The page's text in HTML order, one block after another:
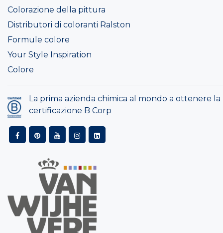
Colorazione della pittura
Distributori di coloranti Ralston
Formule colore
Your Style Inspiration
Colore
La prima azienda chimica al mondo a ottenere la
certificazione B Corp